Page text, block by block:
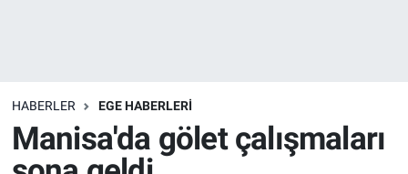
HABERLER EGE HABERLERİ
Manisa'da gölet çalışmaları